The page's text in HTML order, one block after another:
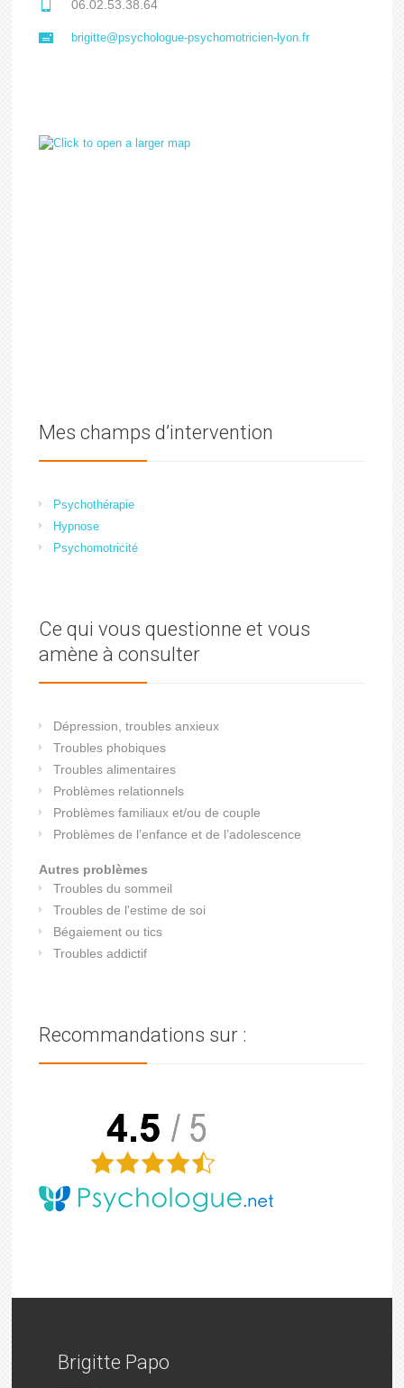
06.02.53.38.64
brigitte@psychologue-psychomotricien-lyon.fr
Mes champs d’intervention
Psychothérapie
Hypnose
Psychomotricité
Ce qui vous questionne et vous
amène à consulter
Dépression, troubles anxieux
Troubles phobiques
Troubles alimentaires
Problèmes relationnels
Problèmes familiaux et/ou de couple
Problèmes de l’enfance et de l’adolescence
Autres problèmes
Troubles du sommeil
Troubles de l'estime de soi
Bégaiement ou tics
Troubles addictif
Recommandations sur :
Brigitte Papo